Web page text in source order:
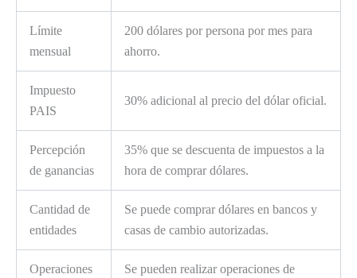
Límite
mensual
200 dólares por persona por mes para
ahorro.
Impuesto
PAIS
30% adicional al precio del dólar oficial.
Percepción
de ganancias
35% que se descuenta de impuestos a la
hora de comprar dólares.
Cantidad de
entidades
Se puede comprar dólares en bancos y
casas de cambio autorizadas.
Operaciones
Se pueden realizar operaciones de